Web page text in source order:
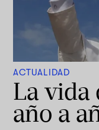
ACTUALIDAD
La vida
año a